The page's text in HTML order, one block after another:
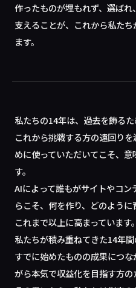
作ったものが埋もれず、選ば
支えることが、これから私た
ます。
私たちの14年は、過去を飾るた
これから挑戦する方の遠回り
めに使っていただいてこそ、
す。
AIによって誰もがサイトやコ
らこそ、何を作り、どのように
これまで以上に高まっています。
私たちが積み重ねてきた14年
すでに始めたものの成果につ
がら本気で収益化を目指す方の